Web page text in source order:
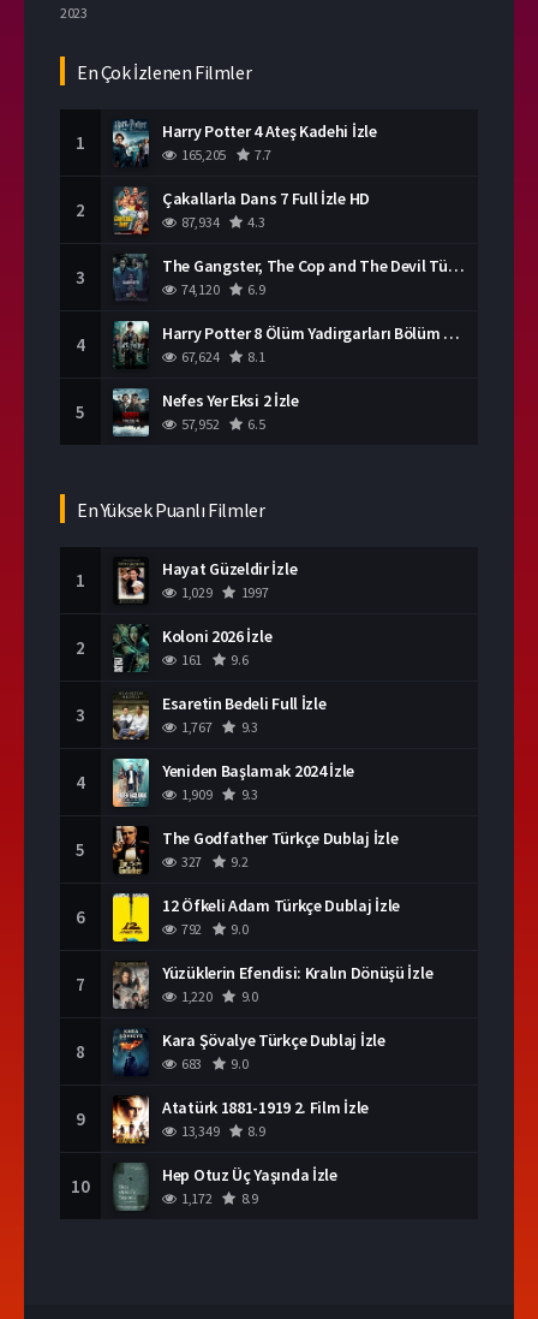
2023
En Çok İzlenen Filmler
1 Harry Potter 4 Ateş Kadehi İzle
165,205 7.7
2 Çakallarla Dans 7 Full İzle HD
87,934 4.3
3 The Gangster, The Cop and The Devil Türkçe Dublaj İzle
74,120 6.9
4 Harry Potter 8 Ölüm Yadirgarları Bölüm 2 İzle
67,624 8.1
5 Nefes Yer Eksi 2 İzle
57,952 6.5
En Yüksek Puanlı Filmler
1 Hayat Güzeldir İzle
1,029 1997
2 Koloni 2026 İzle
161 9.6
3 Esaretin Bedeli Full İzle
1,767 9.3
4 Yeniden Başlamak 2024 İzle
1,909 9.3
5 The Godfather Türkçe Dublaj İzle
327 9.2
6 12 Öfkeli Adam Türkçe Dublaj İzle
792 9.0
7 Yüzüklerin Efendisi: Kralın Dönüşü İzle
1,220 9.0
8 Kara Şövalye Türkçe Dublaj İzle
683 9.0
9 Atatürk 1881-1919 2. Film İzle
13,349 8.9
10 Hep Otuz Üç Yaşında İzle
1,172 8.9